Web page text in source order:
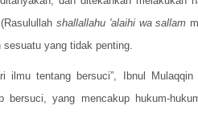
shallallahu 'alaihi wa sallam
yang tidak penting.
tentang bersuci”, Ibnul Mulaqqin
bersuci, yang mencakup hukum-